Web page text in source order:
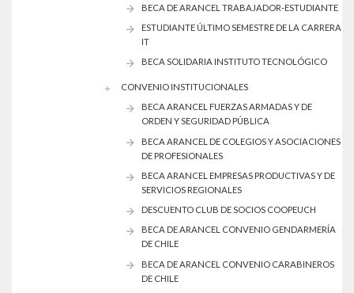
BECA DE ARANCEL TRABAJADOR-ESTUDIANTE
ESTUDIANTE ÚLTIMO SEMESTRE DE LA CARRERA
IT
BECA SOLIDARIA INSTITUTO TECNOLÓGICO
CONVENIO INSTITUCIONALES
BECA ARANCEL FUERZAS ARMADAS Y DE
ORDEN Y SEGURIDAD PÚBLICA
BECA ARANCEL DE COLEGIOS Y ASOCIACIONES
DE PROFESIONALES
BECA ARANCEL EMPRESAS PRODUCTIVAS Y DE
SERVICIOS REGIONALES
DESCUENTO CLUB DE SOCIOS COOPEUCH
BECA DE ARANCEL CONVENIO GENDARMERÍA
DE CHILE
BECA DE ARANCEL CONVENIO CARABINEROS
DE CHILE